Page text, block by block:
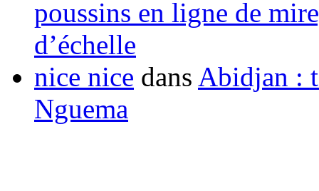
poussins en ligne de
d’échelle
nice nice dans Abidjan :
Nguema